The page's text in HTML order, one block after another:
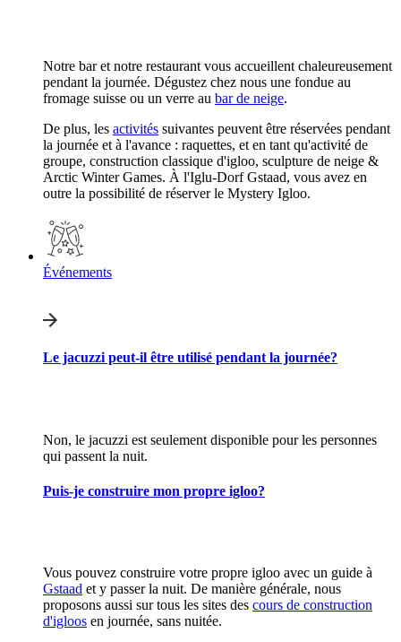
Notre bar et notre restaurant vous accueillent chaleureusement
pendant la journée. Dégustez chez nous une fondue au
fromage suisse ou un verre au bar de neige.
De plus, les activités suivantes peuvent être réservées pendant
la journée et à l'avance : raquettes, et en tant qu'activité de
groupe, construction classique d'igloo, sculpture de neige &
Arctic Winter Games. À l'Iglu-Dorf Gstaad, vous avez en
outre la possibilité de réserver le Mystery Igloo.
Événements
Le jacuzzi peut-il être utilisé pendant la journée?
Non, le jacuzzi est seulement disponible pour les personnes
qui passent la nuit.
Puis-je construire mon propre igloo?
Vous pouvez construire votre propre igloo avec un guide à
Gstaad et y passer la nuit. De manière générale, nous
proposons aussi sur tous les sites des cours de construction
d'igloos en journée, sans nuitée.